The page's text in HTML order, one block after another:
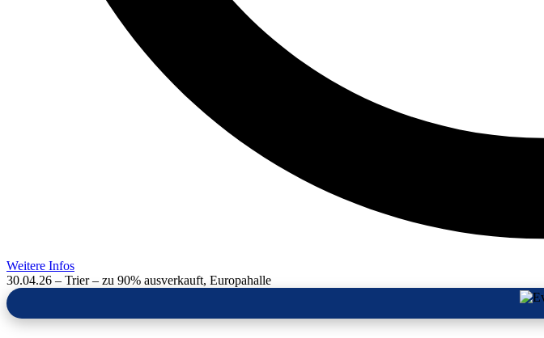
Weitere Infos
30.04.26 – Trier – zu 90% ausverkauft, Europahalle